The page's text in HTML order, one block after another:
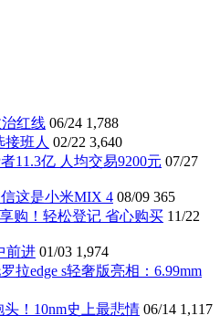
红线 06/24 1,788
班人 02/22 3,640
11.3亿 人均交易9200元 07/27
这是小米MIX 4 08/09 365
购！轻松登记 省心购买 11/22
前进 01/03 1,974
拉edge s轻奢版亮相：6.99mm
！10nm史上最悲情 06/14 1,117